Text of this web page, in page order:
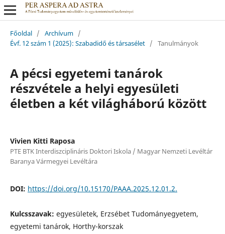
Főoldal / Archívum /
Évf. 12 szám 1 (2025): Szabadidő és társasélet / Tanulmányok
A pécsi egyetemi tanárok
részvétele a helyi egyesületi
életben a két világháború között
Vivien Kitti Raposa
PTE BTK Interdiszciplináris Doktori Iskola / Magyar Nemzeti Levéltár
Baranya Vármegyei Levéltára
DOI: https://doi.org/10.15170/PAAA.2025.12.01.2.
Kulcsszavak: egyesületek, Erzsébet Tudományegyetem,
egyetemi tanárok, Horthy-korszak